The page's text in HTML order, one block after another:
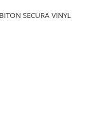
SECURA VINYL